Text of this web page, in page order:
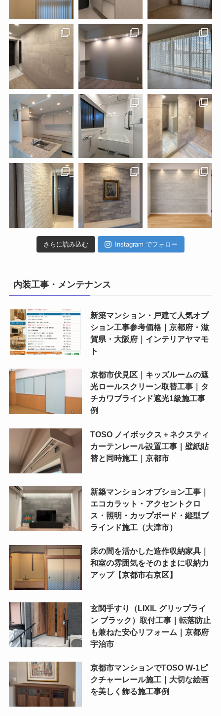
さらに読み込む Instagram でフォロー
内装工事・メンテナンス
新築マンション・戸建て人気オプ
ション工事参考価格｜京都府・滋
賀県・大阪府｜インテリアヤマモ
ト
京都市伏見区｜キッズルームの遮
光ロールスクリーン取替工事｜タ
チカワブラインド遮光1級施工事
例
TOSO ノイボックス＋ネクスティ
カーテンレール設置工事｜壁紙貼
替と同時施工｜京都市
新築マンションオプション工事｜
エコカラット・アクセントクロ
ス・照明・カップボード・縦型ブ
ラインド施工（大津市）
床の間を活かした造作収納家具｜
和室の雰囲気をそのままに収納力
アップ【京都市右京区】
玄関手すり（LIXIL グリップライ
ン ブラック）取付工事｜転落防止
も兼ねた安心リフォーム｜京都府
宇治市
京都市マンションでTOSO W-1ピ
クチャーレール施工｜大切な絵画
を美しく飾る施工事例